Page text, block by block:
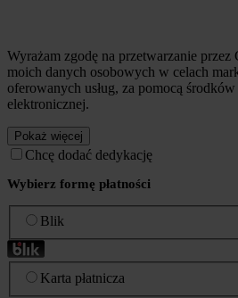
Wyrażam zgodę na przetwarzanie
moich danych osobowych w celach
oferowanych usług, za pomocą
elektronicznej.
Pokaż więcej
Chcę dodać dedykację
Wybierz formę płatności
Blik
Karta płatnicza